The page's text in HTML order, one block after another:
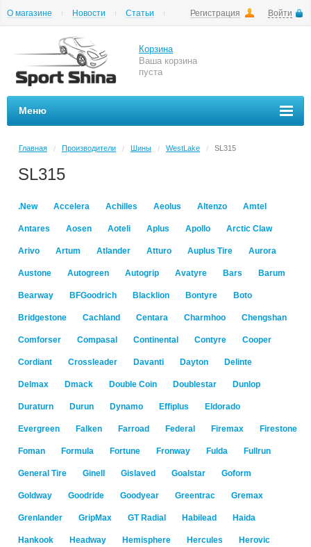
Регистрация Войти
О магазине Новости
Статьи
Корзина
Ваша корзина
пуста
Меню
Главная / Производители / Шины / WestLake / SL315
SL315
.New Accelera Achilles Aeolus Altenzo Amtel
Antares Aosen Aoteli Aplus Apollo Arctic Claw
Arivo Artum Atlander Atturo Auplus Tire Aurora
Austone Autogreen Autogrip Avatyre Bars Barum
Bearway BFGoodrich Blacklion Bontyre Boto
Bridgestone Cachland Centara Charmhoo Chengshan
Comforser Compasal Continental Contyre Cooper
Cordiant Crossleader Davanti Dayton Delinte
Delmax Dmack Double Coin Doublestar Dunlop
Duraturn Durun Dynamo Effiplus Eldorado
Evergreen Falken Farroad Federal Firemax Firestone
Foman Formula Fortune Fronway Fulda Fullrun
General Tire Ginell Gislaved Goalstar Goform
Goldway Goodride Goodyear Greentrac Gremax
Grenlander GripMax GT Radial Habilead Haida
Hankook Headway Hemisphere Hercules Herovic